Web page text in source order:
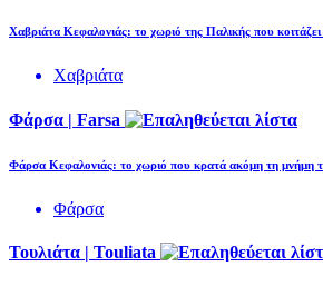
Χαβριάτα Κεφαλονιάς: το χωριό της Παλικής που κοιτάζει
Χαβριάτα
Φάρσα | Farsa
Φάρσα Κεφαλονιάς: το χωριό που κρατά ακόμη τη μνήμη
Φάρσα
Τουλιάτα | Touliata